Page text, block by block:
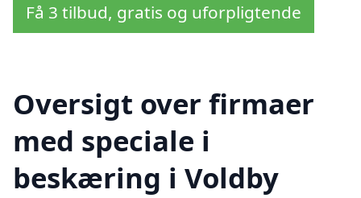
Få 3 tilbud, gratis og uforpligtende
Oversigt over firmaer
med speciale i
beskæring i Voldby